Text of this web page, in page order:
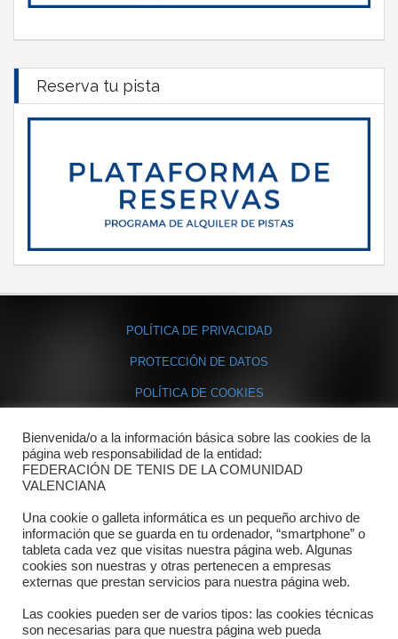
Reserva tu pista
POLÍTICA DE PRIVACIDAD
PROTECCIÓN DE DATOS
POLÍTICA DE COOKIES
Contacto
Dónde estamos
Directorio departamentos
Horario
Formulario de contacto
Bienvenida/o a la información básica sobre las cookies de la
página web responsabilidad de la entidad:
FEDERACIÓN DE TENIS DE LA COMUNIDAD
VALENCIANA
Una cookie o galleta informática es un pequeño archivo de
información que se guarda en tu ordenador, “smartphone” o
tableta cada vez que visitas nuestra página web. Algunas
cookies son nuestras y otras pertenecen a empresas
externas que prestan servicios para nuestra página web.
Las cookies pueden ser de varios tipos: las cookies técnicas
son necesarias para que nuestra página web pueda